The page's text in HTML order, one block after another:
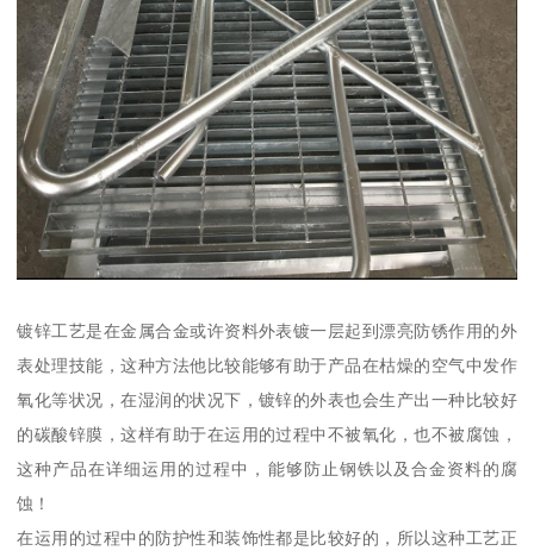
镀锌工艺是在金属合金或许资料外表镀一层起到漂亮防锈作用的外
表处理技能，这种方法他比较能够有助于产品在枯燥的空气中发作
氧化等状况，在湿润的状况下，镀锌的外表也会生产出一种比较好
的碳酸锌膜，这样有助于在运用的过程中不被氧化，也不被腐蚀，
这种产品在详细运用的过程中，能够防止钢铁以及合金资料的腐
蚀！
在运用的过程中的防护性和装饰性都是比较好的，所以这种工艺正